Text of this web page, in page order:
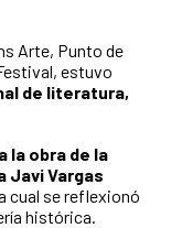
Arte, Punto de
estuvo
de literatura,
la obra de la
Javi Vargas
cual se reflexionó
histórica.